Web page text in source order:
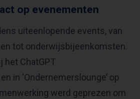
op evenementen
uiteenlopende events, van
tot onderwijsbijeenkomsten.
het ChatGPT
in ‘Ondernemerslounge’ op
werd geprezen om